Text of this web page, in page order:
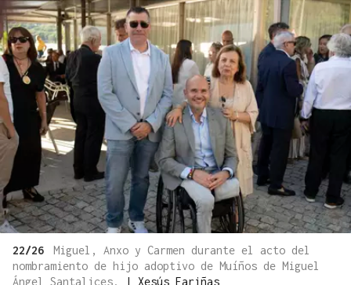
22/26
Miguel, Anxo y Carmen durante el acto del
nombramiento de hijo adoptivo de Muíños de Miguel
Ángel Santalices.
| Xesús Fariñas